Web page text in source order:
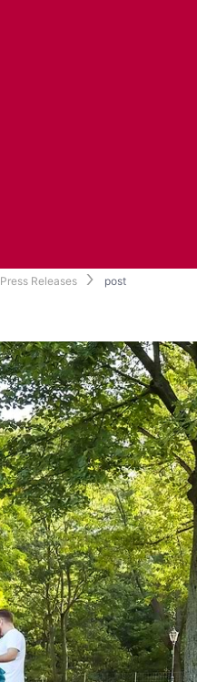
Press Releases post